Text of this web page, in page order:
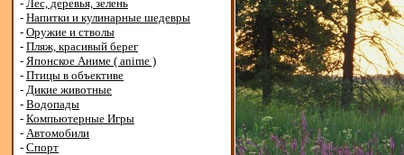
- Лес, деревья, зелень
- Напитки и кулинарные шедевры
- Оружие и стволы
- Пляж, красивый берег
- Японское Аниме ( anime )
- Птицы в объективе
- Дикие животные
- Водопады
- Компьютерные Игры
- Автомобили
- Спорт